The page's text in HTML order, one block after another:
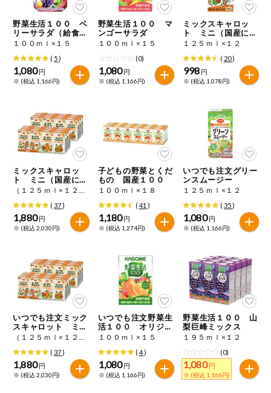
野菜生活１００ ベ
リーサラダ（給食
用）
１００ｍｌ×１５
( 5)
1,080 円
※ (税込 1,166円)
野菜生活１００ マ
ンゴーサラダ
１００ｍｌ×１５
(0)
1,080 円
※ (税込 1,166円)
ミックスキャロッ
ト ミニ（国産にん
じん使用）
１２５ｍｌ×１２
( 20)
998 円
※ (税込 1,078円)
ミックスキャロッ
ト ミニ（国産にん
じん使用）
（１２５ｍｌ×１２）×２
(37)
1,880 円
※ (税込 2,030円)
子どもの野菜とくだ
もの 国産１００
１００ｍｌ×１８
( 41 )
1,180 円
※ (税込 1,274円)
いつでも注文グリー
ンスムージー
１２５ｍｌ×１２
( 35)
1,080 円
※ (税込 1,166円)
いつでも注文ミック
スキャロット ミニ
（国産にんじん使
（１２５ｍｌ×１２）×２
(37)
1,880 円
※ (税込 2,030円)
いつでも注文野菜生
活１００ オリジナ
ル１００ｍｌ×１５
( 4)
1,080 円
※ (税込 1,166円)
野菜生活１００ 山
梨巨峰ミックス
１９５ｍｌ×１２
(0)
1,080 円
※ (税込 1,166円)